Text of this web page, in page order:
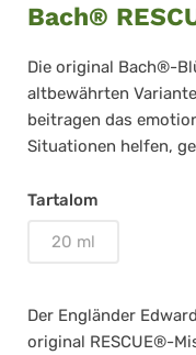
Bach®
RESCUE®
Tropfen
(mit
Alkohol)
20ml
Bach®
Die original Bach®-
altbewährten
beitragen das
Situationen helfen,
Tartalom
20 ml
Der Engländer
original RESCUE®-